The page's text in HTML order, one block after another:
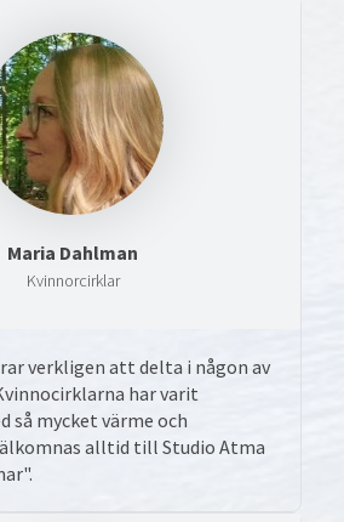
Maria Dahlman
Kvinnorcirklar
verkligen att delta i någon av
har varit
så mycket värme och
alltid till Studio Atma